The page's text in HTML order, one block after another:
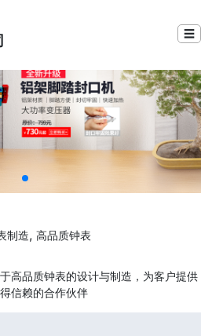
☰
制造, 高品质钟表
高品质钟表的设计与制造，为客户提供
信赖的合作伙伴